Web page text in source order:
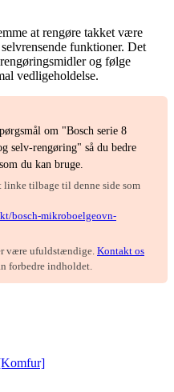
at rengøre takket være
funktioner. Det
og følge
vedligeholdelse.
om "Bosch serie 8
selv-rengøring" så du bedre
du kan bruge.
linke tilbage til denne side som
bosch-mikroboelgeovn-
være ufuldstændige. Kontakt os
forbedre indholdet.